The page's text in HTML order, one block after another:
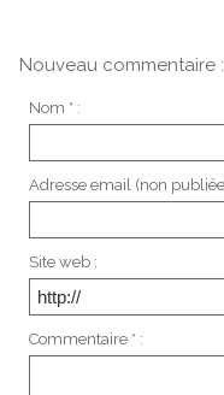
Nouveau commentaire :
Nom * :
Adresse email (non
Site web :
Commentaire * :